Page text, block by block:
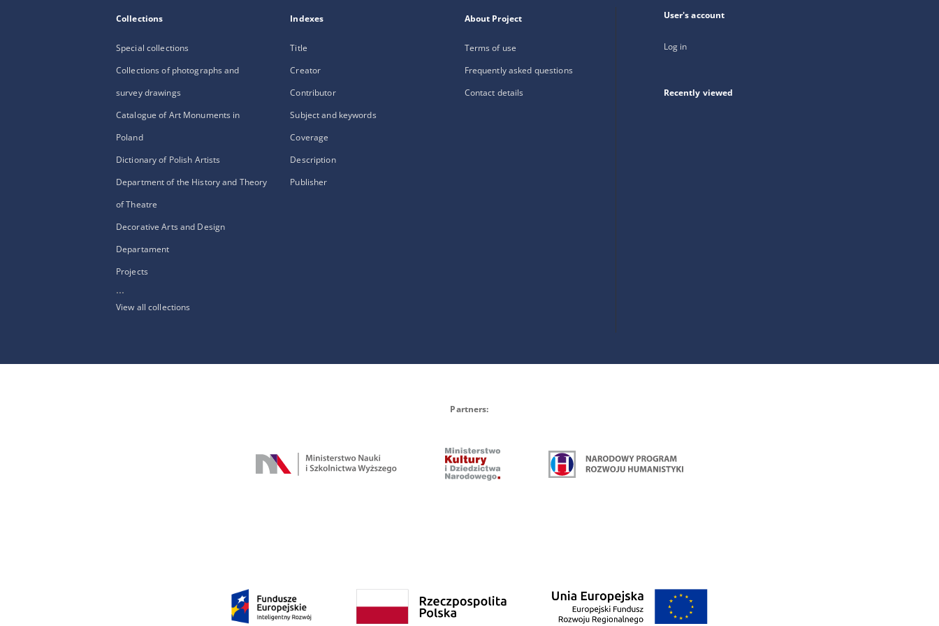
Collections
Special collections
Collections of photographs and
survey drawings
Catalogue of Art Monuments in
Poland
Dictionary of Polish Artists
Department of the History and Theory
of Theatre
Decorative Arts and Design
Departament
Projects
...
View all collections
Indexes
Title
Creator
Contributor
Subject and keywords
Coverage
Description
Publisher
About Project
Terms of use
Frequently asked questions
Contact details
User's account
Log in
Recently viewed
Partners: